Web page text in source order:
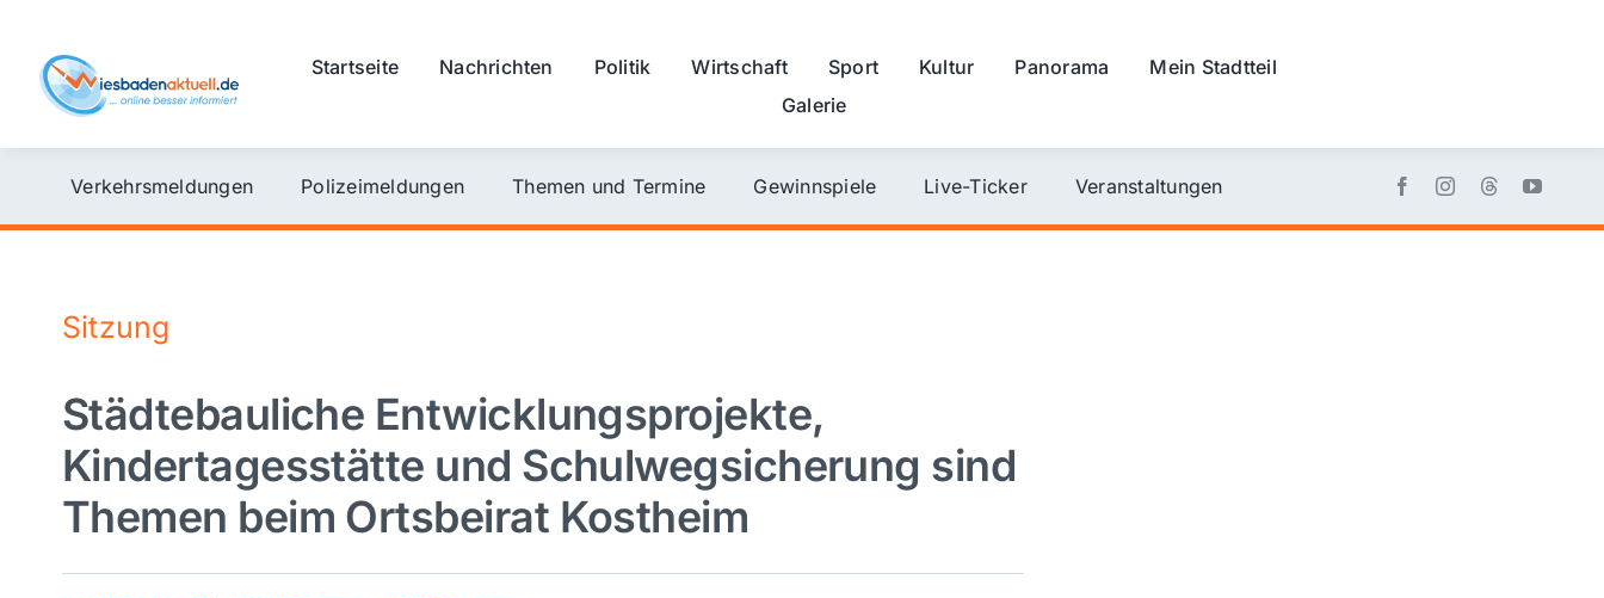
content
Startseite Nachrichten Politik Wirtschaft Sport Kultur Panorama
Mein Stadtteil
Galerie
Verkehrsmeldungen Polizeimeldungen Themen und Termine Gewinnspiele Live-Ticker Veranstaltungen
Sitzung
Städtebauliche Entwicklungsprojekte,
Kindertagesstätte und Schulwegsicherung sind
Themen beim Ortsbeirat Kostheim